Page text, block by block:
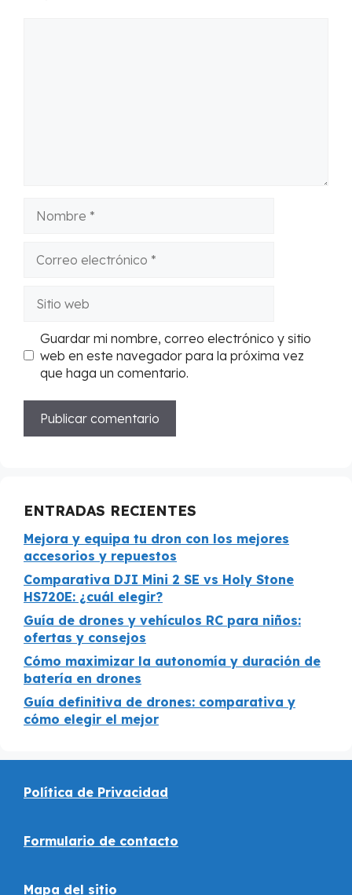
electrónico
web
Guardar mi nombre, correo electrónico y sitio
web en este navegador para la próxima vez
que haga un comentario.
ENTRADAS RECIENTES
Mejora y equipa tu dron con los mejores
accesorios y repuestos
Comparativa DJI Mini 2 SE vs Holy Stone
HS720E: ¿cuál elegir?
Guía de drones y vehículos RC para niños:
ofertas y consejos
Cómo maximizar la autonomía y duración de
batería en drones
Guía definitiva de drones: comparativa y
cómo elegir el mejor
Política de Privacidad
Formulario de contacto
Mapa del sitio